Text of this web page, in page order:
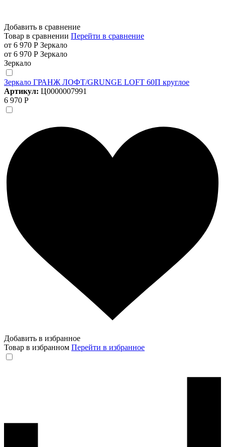
Добавить в сравнение
Товар в сравнении Перейти в сравнение
от 6 970 Р Зеркало
от 6 970 Р Зеркало
Зеркало
Зеркало ГРАНЖ ЛОФТ/GRUNGE LOFT 60П круглое
Артикул: Ц0000007991
6 970 Р
Добавить в избранное
Товар в избранном Перейти в избранное